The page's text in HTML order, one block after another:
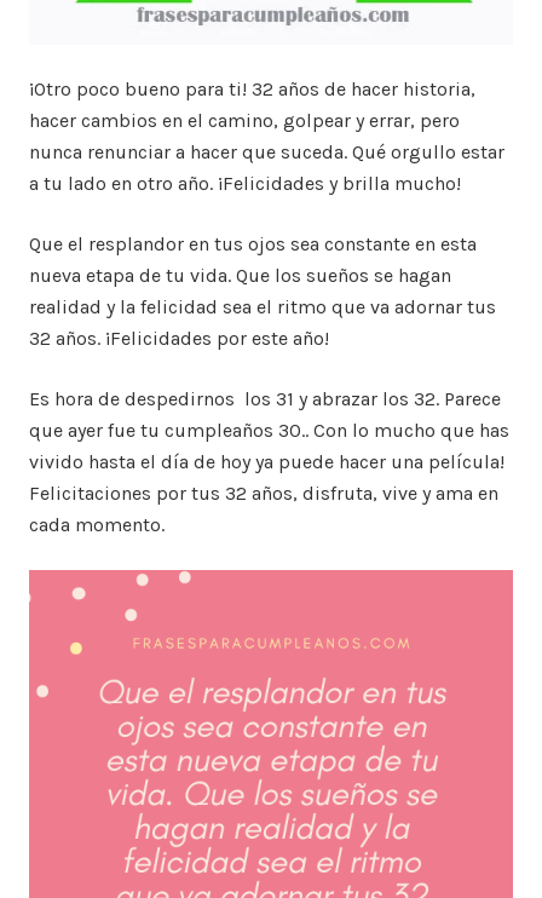
¡Otro poco bueno para ti! 32 años de hacer historia,
hacer cambios en el camino, golpear y errar, pero
nunca renunciar a hacer que suceda. Qué orgullo estar
a tu lado en otro año. ¡Felicidades y brilla mucho!
Que el resplandor en tus ojos sea constante en esta
nueva etapa de tu vida. Que los sueños se hagan
realidad y la felicidad sea el ritmo que va adornar tus
32 años. ¡Felicidades por este año!
Es hora de despedirnos los 31 y abrazar los 32. Parece
que ayer fue tu cumpleaños 30.. Con lo mucho que has
vivido hasta el día de hoy ya puede hacer una película!
Felicitaciones por tus 32 años, disfruta, vive y ama en
cada momento.